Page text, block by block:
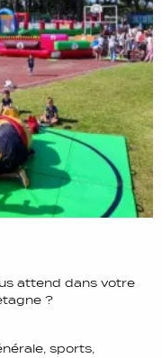
attend dans votre
?
sports,